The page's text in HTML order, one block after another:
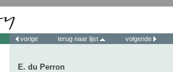
vorige terug naar lijst volgende
E. du Perron